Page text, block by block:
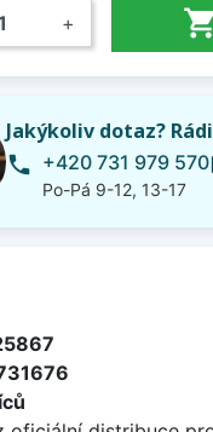
+
Jakýkoliv dotaz?
phone +420 731 979 570
Po-Pá 9-12, 13-17